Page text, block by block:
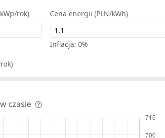
rok) Cena energii (PLN/kWh)
Inflacja:0%
czasie